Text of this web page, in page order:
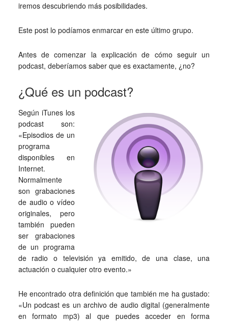
iremos descubriendo más posibilidades.
Este post lo podíamos enmarcar en este último grupo.
Antes de comenzar la explicación de cómo seguir un
podcast, deberíamos saber que es exactamente, ¿no?
¿Qué es un podcast?
Según iTunes los
podcast son:
«Episodios de un
programa
disponibles en
Internet.
Normalmente
son grabaciones
de audio o vídeo
originales, pero
también pueden
ser grabaciones
de un programa
de radio o televisión ya emitido, de una clase, una
actuación o cualquier otro evento.»
He encontrado otra definición que también me ha gustado:
«Un podcast es un archivo de audio digital (generalmente
en formato mp3) al que puedes acceder en forma